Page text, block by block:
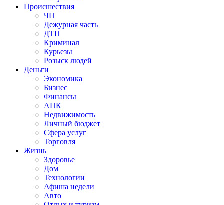
Происшествия
ЧП
Дежурная часть
ДТП
Криминал
Курьезы
Розыск людей
Деньги
Экономика
Бизнес
Финансы
АПК
Недвижимость
Личный бюджет
Сфера услуг
Торговля
Жизнь
Здоровье
Дом
Технологии
Афиша недели
Авто